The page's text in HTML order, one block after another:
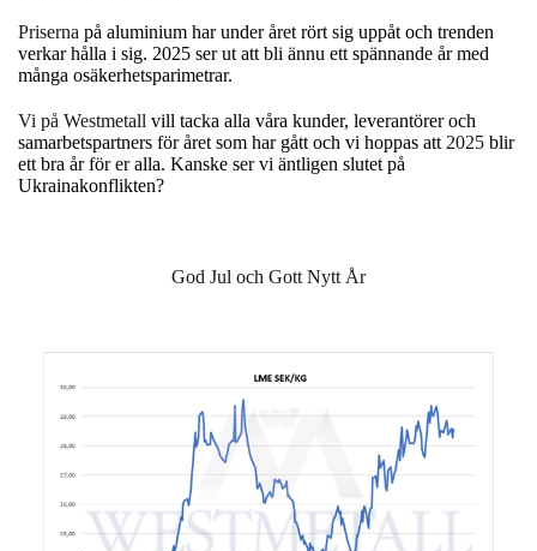
Priserna på aluminium har under året rört sig uppåt och trenden
verkar hålla i sig. 2025 ser ut att bli ännu ett spännande år med
många osäkerhetsparimetrar.
Vi på Westmetall vill tacka alla våra kunder, leverantörer och
samarbetspartners för året som har gått och vi hoppas att2025 blir
ett bra år för er alla. Kanske ser vi äntligen slutet på
Ukrainakonflikten?
God Jul och Gott Nytt År